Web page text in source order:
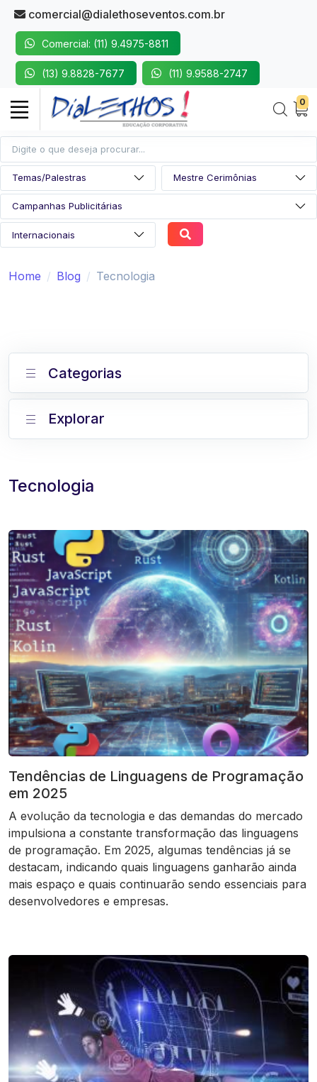
comercial@dialethoseventos.com.br
Comercial: (11) 9.4975-8811
(13) 9.8828-7677 (11) 9.9588-2747
0
Home Blog Tecnologia
Tecnologia
Tendências de Linguagens de Programação
em 2025
A evolução da tecnologia e das demandas do mercado
impulsiona a constante transformação das linguagens
de programação. Em 2025, algumas tendências já se
destacam, indicando quais linguagens ganharão ainda
mais espaço e quais continuarão sendo essenciais para
desenvolvedores e empresas.
Categorias
Explorar